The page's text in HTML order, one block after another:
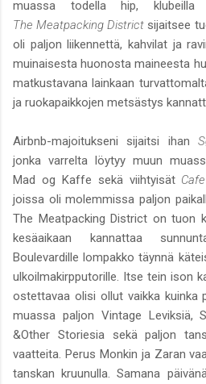
muassa todella hip,
The Meatpacking District sijaitsee
oli paljon liikennettä, kahvilat ja
muinaisesta huonosta maineesta
matkustavana lainkaan
ja ruokapaikkojen metsästys
Airbnb-majoitukseni sijaitsi ihan
jonka varrelta löytyy muun
Mad og Kaffe sekä viihtyisät
joissa oli molemmissa paljon
The Meatpacking District on tuon
kesäaikaan kannattaa
Boulevardille lompakko täynnä
ulkoilmakirpputorille. Itse tein ison
ostettavaa olisi ollut vaikka kuinka
muassa paljon Vintage Leviksiä,
&Other Storiesia sekä paljon
vaatteita. Perus Monkin ja Zaran
tanskan kruunulla. Samana